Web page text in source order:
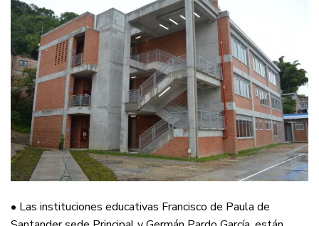
• Las instituciones educativas Francisco de Paula de